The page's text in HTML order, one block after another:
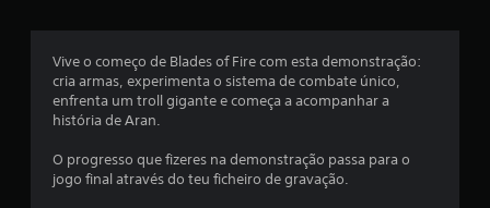
m
é
d
Vive o começo de Blades of Fire com esta demonstração:
cria armas, experimenta o sistema de combate único,
enfrenta um troll gigante e começa a acompanhar a
história de Aran.
O progresso que fizeres na demonstração passa para o
jogo final através do teu ficheiro de gravação.